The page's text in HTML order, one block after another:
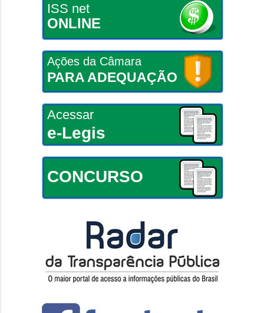
ISS net
ONLINE
Ações da Câmara
PARA ADEQUAÇÃO
Acessar
e-Legis
CONCURSO